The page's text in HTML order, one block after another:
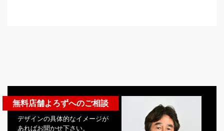
無料店舗よろずへのご相談
デザインの具体的なイメージが
あればお聞かせ下さい。